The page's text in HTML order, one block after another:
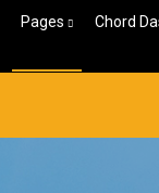
Pages Chord